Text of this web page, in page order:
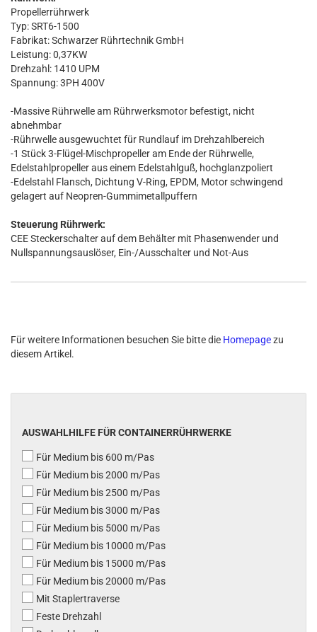
Propellerrührwerk
Typ: SRT6-1500
Fabrikat: Schwarzer Rührtechnik GmbH
Leistung: 0,37KW
Drehzahl: 1410 UPM
Spannung: 3PH 400V
-Massive Rührwelle am Rührwerksmotor befestigt, nicht
abnehmbar
-Rührwelle ausgewuchtet für Rundlauf im Drehzahlbereich
-1 Stück 3-Flügel-Mischpropeller am Ende der Rührwelle,
Edelstahlpropeller aus einem Edelstahlguß, hochglanzpoliert
-Edelstahl Flansch, Dichtung V-Ring, EPDM, Motor schwingend
gelagert auf Neopren-Gummimetallpuffern
Steuerung Rührwerk:
CEE Steckerschalter auf dem Behälter mit Phasenwender und
Nullspannungsauslöser, Ein-/Ausschalter und Not-Aus
Für weitere Informationen besuchen Sie bitte die Homepagezu
diesem Artikel.
AUSWAHLHILFE FÜR CONTAINERRÜHRWERKE
Für Medium bis 600 m/Pas
Für Medium bis 2000 m/Pas
Für Medium bis 2500 m/Pas
Für Medium bis 3000 m/Pas
Für Medium bis 5000 m/Pas
Für Medium bis 10000 m/Pas
Für Medium bis 15000 m/Pas
Für Medium bis 20000 m/Pas
Mit Staplertraverse
Feste Drehzahl